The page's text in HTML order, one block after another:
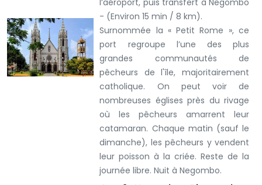
- (Environ 15 min / 8 km).
Surnommée la « Petit Rome », ce
port regroupe l’une des plus
grandes communautés de
pêcheurs de l'île, majoritairement
catholique. On peut voir de
nombreuses églises près du rivage
où les pêcheurs amarrent leur
catamaran. Chaque matin (sauf le
dimanche), les pêcheurs y vendent
leur poisson à la criée.Reste de la
journée libre.Nuit à Negombo.